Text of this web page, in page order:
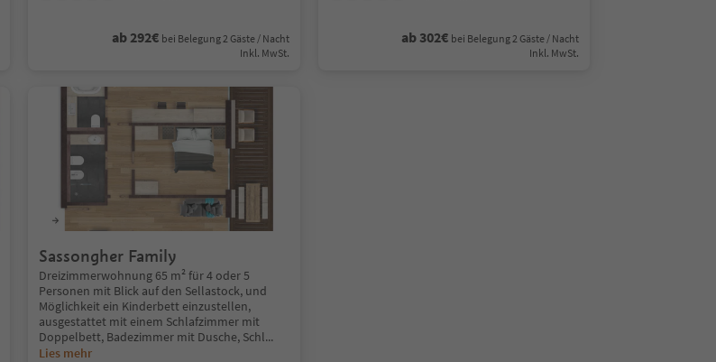
ab 292€ bei Belegung 2 Gäste / Nacht
Inkl. MwSt.
ab 302€ bei Belegung 2 Gäste / Nacht
Inkl. MwSt.
Sassongher Family
Dreizimmerwohnung 65 m² für 4 oder 5
Personen mit Blick auf den Sellastock, und
Möglichkeit ein Kinderbett einzustellen,
ausgestattet mit einem Schlafzimmer mit
Doppelbett, Badezimmer mit Dusche, Schl...
Lies mehr